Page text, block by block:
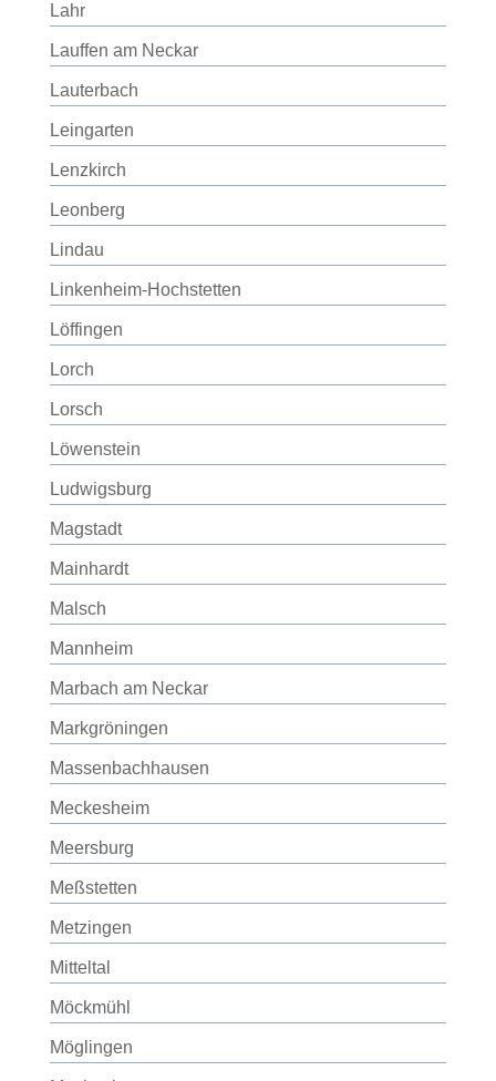
Lahr
Lauffen am Neckar
Lauterbach
Leingarten
Lenzkirch
Leonberg
Lindau
Linkenheim-Hochstetten
Löffingen
Lorch
Lorsch
Löwenstein
Ludwigsburg
Magstadt
Mainhardt
Malsch
Mannheim
Marbach am Neckar
Markgröningen
Massenbachhausen
Meckesheim
Meersburg
Meßstetten
Metzingen
Mitteltal
Möckmühl
Möglingen